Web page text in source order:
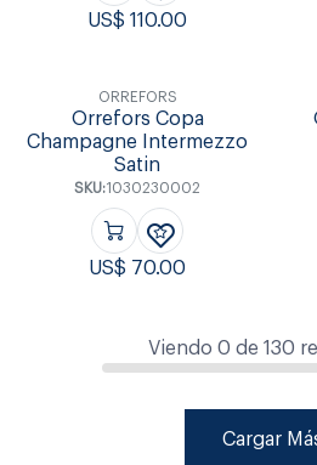
US$110.00
ORREFORS
Orrefors Copa
Champagne Intermezzo
Satin
SKU:1030230002
US$ 70.00
Viendo 0 de 130
Cargar